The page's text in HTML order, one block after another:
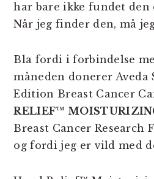
har bare ikke fundet den
Når jeg finder den, må
Bla fordi i forbindelse
måneden donerer
Edition Breast Cancer
RELIEF™
Breast Cancer Research
og fordi jeg er vild med